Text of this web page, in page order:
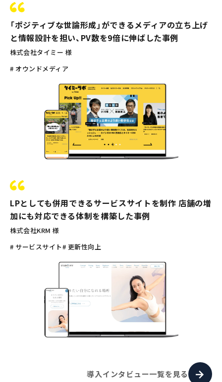
「ポジティブな世論形成」ができるメディアの立ち上げ
と情報設計を担い、PV数を9倍に伸ばした事例
株式会社タイミー 様
# オウンドメディア
LPとしても併用できるサービスサイトを制作 店舗の増
加にも対応できる体制を構築した事例
株式会社KRM 様
# サービスサイト# 更新性向上
導入インタビュー一覧を見る